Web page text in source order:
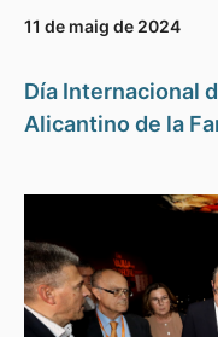
11 de maig de 2024
Día Internacional
Alicantino de la